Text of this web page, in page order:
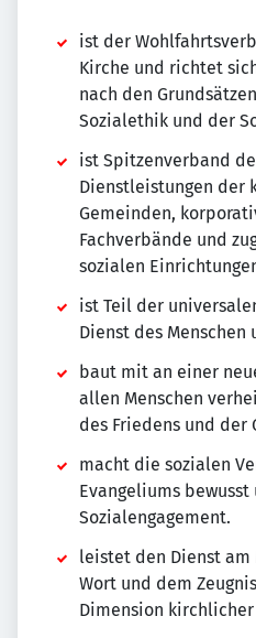
ist der
Kirche und richtet
nach den
Sozialethik und der
ist Spitzenverband
Dienstleistungen der
Gemeinden,
Fachverbände und
sozialen
ist Teil der
Dienst des Menschen
baut mit an einer
allen Menschen
des Friedens und der
macht die sozialen
Evangeliums
Sozialengagement.
leistet den Dienst am
Wort und dem
Dimension